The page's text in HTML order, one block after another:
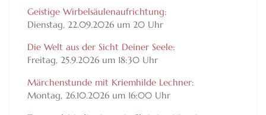
Geistige Wirbelsäulenaufrichtung:
Dienstag, 22.09.2026 um 20 Uhr
Die Welt aus der Sicht Deiner Seele:
Freitag, 25.9.2026 um 18:30 Uhr
Märchenstunde mit Kriemhilde Lechner:
Montag, 26.10.2026 um 16:00 Uhr